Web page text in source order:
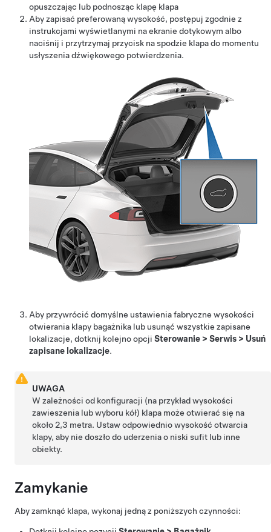
opuszczając lub podnosząc klapę klapa
Aby zapisać preferowaną wysokość, postępuj zgodnie z
instrukcjami wyświetlanymi na ekranie dotykowym albo
naciśnij i przytrzymaj przycisk na spodzie klapado momentu
usłyszenia dźwiękowego potwierdzenia.
Aby przywrócić domyślne ustawienia fabryczne wysokości
otwierania klapy bagażnika lub usunąć wszystkie zapisane
lokalizacje, dotknij kolejno opcji Sterowanie > Serwis > Usuń
zapisane lokalizacje.
UWAGA
W zależności od konfiguracji (na przykład wysokości
zawieszenia lub wyboru kół) klapa może otwierać się na
około2,3 metra. Ustaw odpowiednio wysokość otwarcia
klapy, aby nie doszło do uderzenia o niski sufit lub inne
obiekty.
Zamykanie
Aby zamknąć klapa, wykonaj jedną z poniższych czynności: